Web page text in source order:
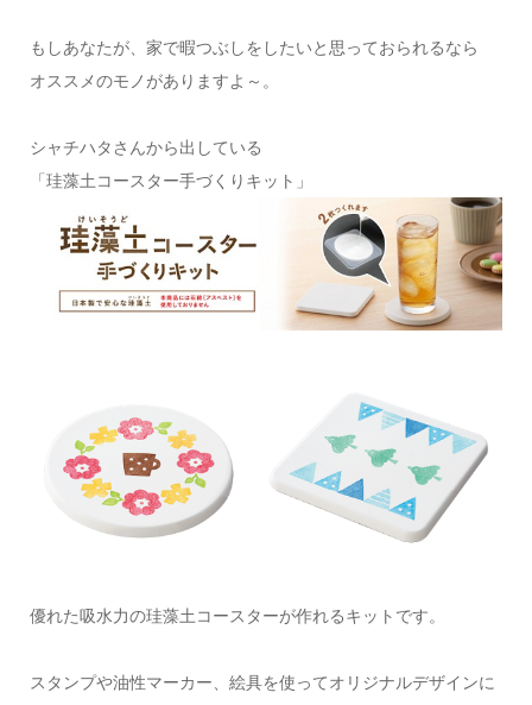
もしあなたが、家で暇つぶしをしたいと思っておられるなら
オススメのモノがありますよ～。
シャチハタさんから出している
「珪藻土コースター手づくりキット」
優れた吸水力の珪藻土コースターが作れるキットです。
スタンプや油性マーカー、絵具を使ってオリジナルデザインに